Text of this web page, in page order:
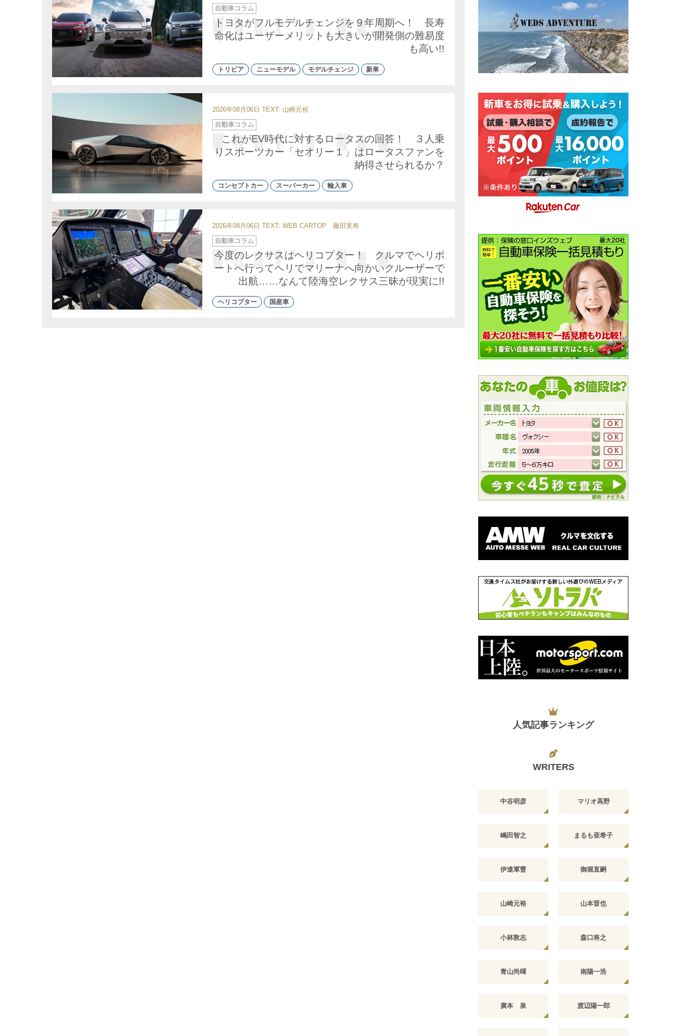
トヨタがフルモデルチェンジを９年周期へ！ 長寿
命化はユーザーメリットも大きいが開発側の難易度
も高い!!
カ
テ
ゴ
ー
自動車コラム
トリビア ニューモデル モデルチェンジ 新車
2026年08月06日 TEXT: 山崎元裕
これがEV時代に対するロータスの回答！ ３人乗
りスポーツカー「セオリー１」はロータスファンを
納得させられるか？
カ
テ
自動車コラム
コンセプトカー スーパーカー 輸入車
2026年08月06日 TEXT: WEB CARTOP 藤田実寿
今度のレクサスはヘリコプター！ クルマでヘリポ
ートへ行ってヘリでマリーナへ向かいクルーザーで
出航……なんて陸海空レクサス三昧が現実に!!
カ
テ
ゴ
リ
自動車コラム
ヘリコプター 国産車
人気記事ランキング
WRITERS
中谷明彦 マリオ高野
嶋田智之 まるも亜希子
伊達軍曹 御堀直嗣
山崎元裕 山本晋也
小林敦志 森口将之
青山尚暉 南陽一浩
廣本 泉 渡辺陽一郎